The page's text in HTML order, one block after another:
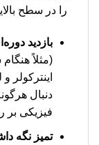
را در سطح
بازدید
(مثلاً
اینترکولر
دنبال
فیزیکی بر
تمیز نگه